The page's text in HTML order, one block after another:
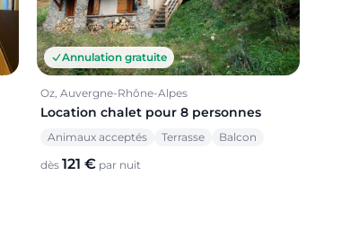
Annulation gratuite
Oz, Auvergne-Rhône-Alpes
Location chalet pour 8 personnes
Animaux acceptés Terrasse Balcon
dès 121 € par nuit